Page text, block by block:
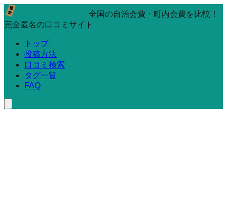
全国の自治会費・町内会費を比較！
完全匿名の口コミサイト
トップ
投稿方法
口コミ検索
タグ一覧
FAQ